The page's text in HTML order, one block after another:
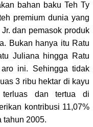
bahan baku Teh Ty
premium dunia yang
dan pemasok produk
Bukan hanya itu Ratu
Juliana hingga Ratu
ini. Sehingga tidak
3 ribu hektar di kayu
terluas dan tertua di
kontribusi 11,07%
tahun 2005.